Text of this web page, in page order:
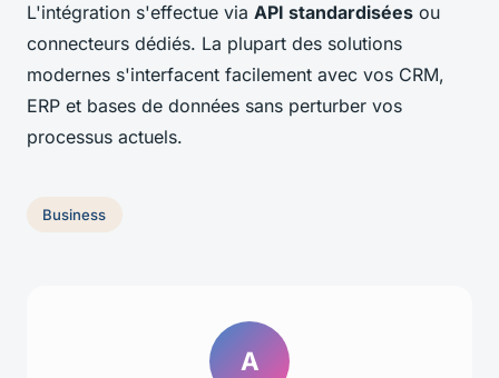
L'intégration s'effectue via API standardisées ou
connecteurs dédiés. La plupart des solutions
modernes s'interfacent facilement avec vos CRM,
ERP et bases de données sans perturber vos
processus actuels.
Business
A